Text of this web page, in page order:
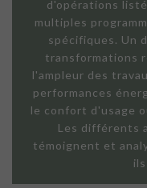
d'opérations
multiples
spécifiques. Un
transformations
l'ampleur des
performances
le confort d'usage
Les différents
témoignent et